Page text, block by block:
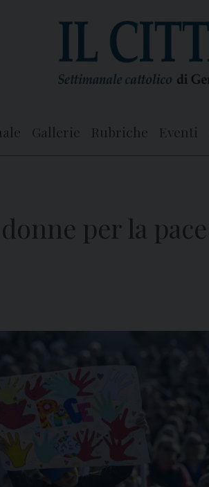
Gallerie Rubriche Eventi
per la pace